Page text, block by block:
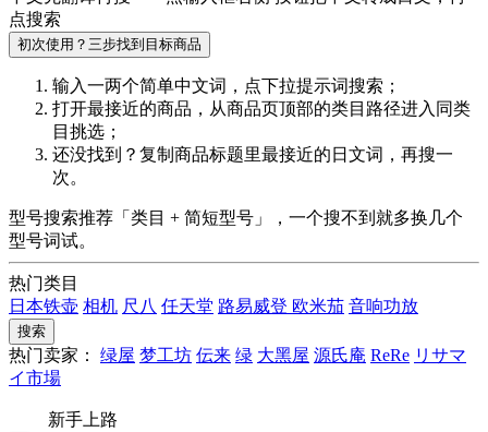
点搜索
初次使用？三步找到目标商品
输入一两个简单中文词，点下拉提示词搜索；
打开最接近的商品，从商品页顶部的类目路径进入同类
目挑选；
还没找到？复制商品标题里最接近的 日文词 ，再搜一
次。
型号搜索推荐「类目 + 简短型号」，一个搜不到就多换几个
型号词试。
热门类目
日本铁壶 相机 尺八 任天堂 路易威登 欧米茄 音响功放
搜索
热门卖家： 绿屋 梦工坊 伝来 绿 大黑屋 源氏庵 ReRe リサマ
イ市場
新手上路